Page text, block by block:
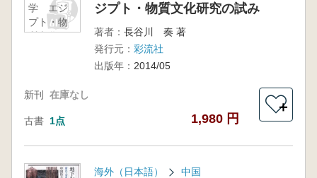
学 エジ
プト・物
質文化研
ジプト・物質文化研究の試み
著者： 長谷川 奏 著
発行元： 彩流社
出版年： 2014/05
新刊 在庫なし
古書 1点 1,980 円
＋
海外（日本語） 中国